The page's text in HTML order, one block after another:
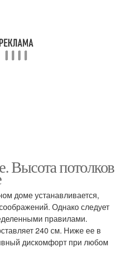
Высота потолков
доме устанавливается,
Однако следует
правилами.
240 см. Ниже ее в
дискомфорт при любом